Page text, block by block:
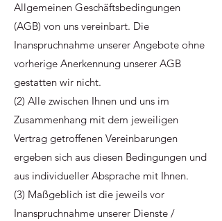
Allgemeinen Geschäftsbedingungen
(AGB) von uns vereinbart. Die
Inanspruchnahme unserer Angebote ohne
vorherige Anerkennung unserer AGB
gestatten wir nicht.
(2) Alle zwischen Ihnen und uns im
Zusammenhang mit dem jeweiligen
Vertrag getroffenen Vereinbarungen
ergeben sich aus diesen Bedingungen und
aus individueller Absprache mit Ihnen.
(3) Maßgeblich ist die jeweils vor
Inanspruchnahme unserer Dienste /